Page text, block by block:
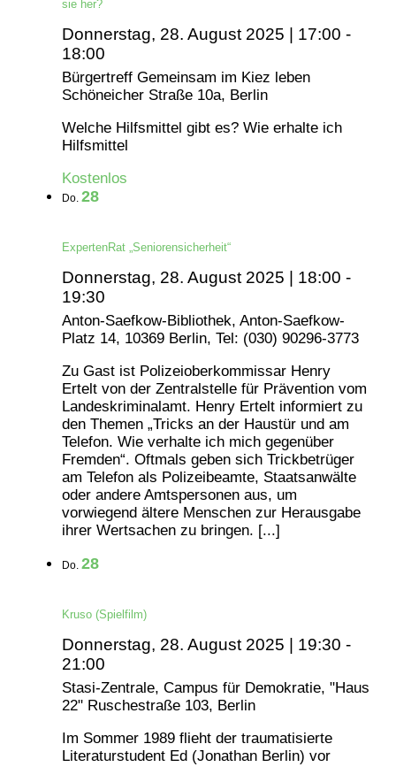
sie her?
Donnerstag, 28. August 2025 | 17:00 -
18:00
Bürgertreff Gemeinsam im Kiez leben
Schöneicher Straße 10a, Berlin
Welche Hilfsmittel gibt es? Wie erhalte ich
Hilfsmittel
Kostenlos
Do. 28
ExpertenRat „Seniorensicherheit“
Donnerstag, 28. August 2025 | 18:00 -
19:30
Anton-Saefkow-Bibliothek, Anton-Saefkow-
Platz 14, 10369 Berlin, Tel: (030) 90296-3773
Zu Gast ist Polizeioberkommissar Henry
Ertelt von der Zentralstelle für Prävention vom
Landeskriminalamt. Henry Ertelt informiert zu
den Themen „Tricks an der Haustür und am
Telefon. Wie verhalte ich mich gegenüber
Fremden“. Oftmals geben sich Trickbetrüger
am Telefon als Polizeibeamte, Staatsanwälte
oder andere Amtspersonen aus, um
vorwiegend ältere Menschen zur Herausgabe
ihrer Wertsachen zu bringen. [...]
Do. 28
Kruso (Spielfilm)
Donnerstag, 28. August 2025 | 19:30 -
21:00
Stasi-Zentrale, Campus für Demokratie, "Haus
22" Ruschestraße 103, Berlin
Im Sommer 1989 flieht der traumatisierte
Literaturstudent Ed (Jonathan Berlin) vor